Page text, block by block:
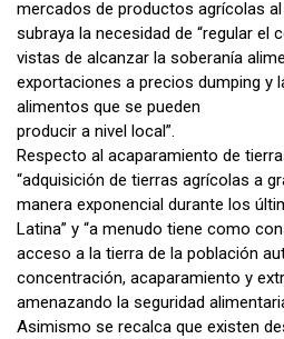
mercados de productos agrícolas al
subraya la necesidad de “regular el
vistas de alcanzar la soberanía
exportaciones a precios dumping y
alimentos que se pueden
producir a nivel local”.
Respecto al acaparamiento de
“adquisición de tierras agrícolas a
manera exponencial durante los
Latina” y “a menudo tiene como
acceso a la tierra de la población
concentración, acaparamiento y
amenazando la seguridad
Asimismo se recalca que existen